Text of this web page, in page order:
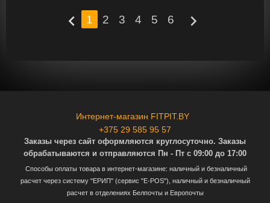
chevron_left 1 2 3 4 5 6 chevron_right
Интернет-магазин FITPIT.BY
+375 29 585 95 57
Заказы через сайт оформляются круглосуточно. Заказы
обрабатываются и отправляются Пн - Пт с 09:00 до 17:00
Способы оплаты товара в интернет-магазине: наличный и безналичный
расчет через систему "ЕРИП" (сервис "E-POS"), наличный и безналичный
расчет в отделениях Белпочты и Европочты